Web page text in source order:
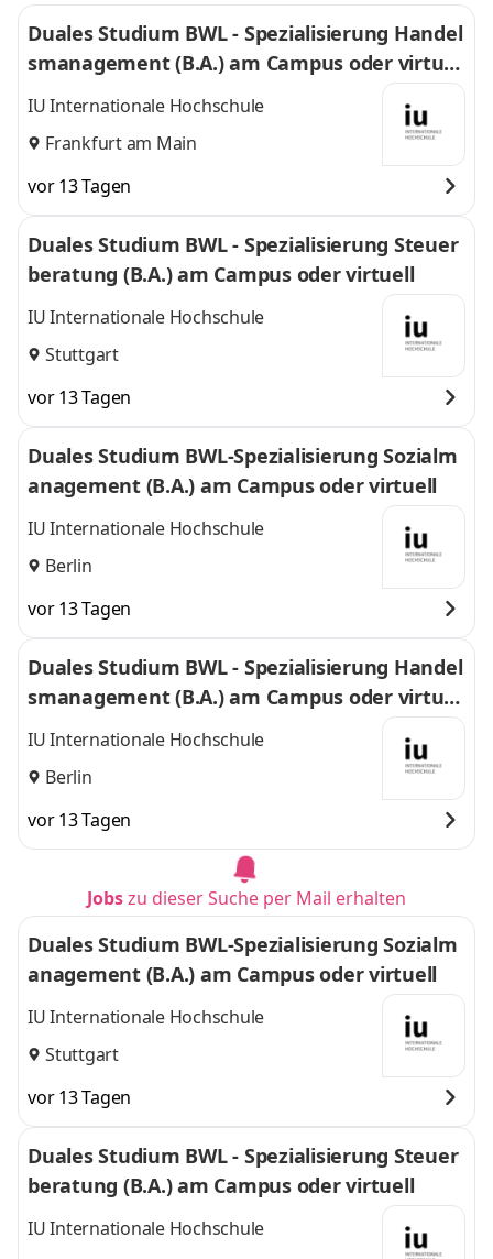
Duales Studium BWL - Spezialisierung Handel
smanagement (B.A.) am Campus oder virtuel
l
IU Internationale Hochschule
Frankfurt am Main
vor 13 Tagen
Duales Studium BWL - Spezialisierung Steuer
beratung (B.A.) am Campus oder virtuell
IU Internationale Hochschule
Stuttgart
vor 13 Tagen
Duales Studium BWL-Spezialisierung Sozialm
anagement (B.A.) am Campus oder virtuell
IU Internationale Hochschule
Berlin
vor 13 Tagen
Duales Studium BWL - Spezialisierung Handel
smanagement (B.A.) am Campus oder virtuel
l
IU Internationale Hochschule
Berlin
vor 13 Tagen
Jobszu dieser Suche per Mail erhalten
Duales Studium BWL-Spezialisierung Sozialm
anagement (B.A.) am Campus oder virtuell
IU Internationale Hochschule
Stuttgart
vor 13 Tagen
Duales Studium BWL - Spezialisierung Steuer
beratung (B.A.) am Campus oder virtuell
IU Internationale Hochschule